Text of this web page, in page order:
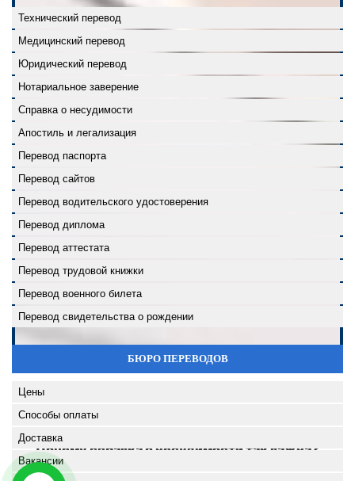
Почему справка о несудимости так важна?
Технический перевод
Медицинский перевод
Юридический перевод
Нотариальное заверение
Справка о несудимости
Апостиль и легализация
Перевод паспорта
Перевод сайтов
Перевод водительского удостоверения
Перевод диплома
Перевод аттестата
Перевод трудовой книжки
Перевод военного билета
Перевод свидетельства о рождении
БЮРО ПЕРЕВОДОВ
Цены
Способы оплаты
Доставка
Вакансии